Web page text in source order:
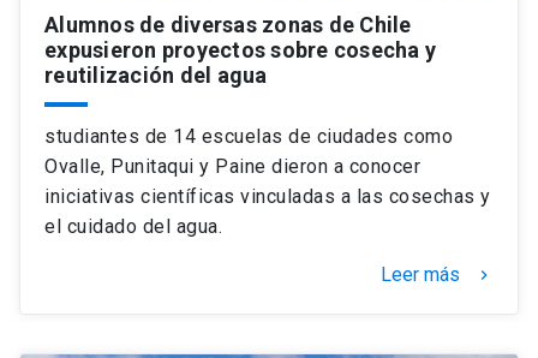
Personal
Alumni
Padres y familia
Vecinos
Mi Cuenta UC launch
Correo UC launch
Mi Portal UC launch
Medios Biblioteca launch
Alumnos de diversas zonas de Chile
expusieron proyectos sobre cosecha y
reutilización del agua
studiantes de 14 escuelas de ciudades como
Ovalle, Punitaqui y Paine dieron a conocer
iniciativas científicas vinculadas a las cosechas y
el cuidado del agua.
Leer más keyboard_arrow_right